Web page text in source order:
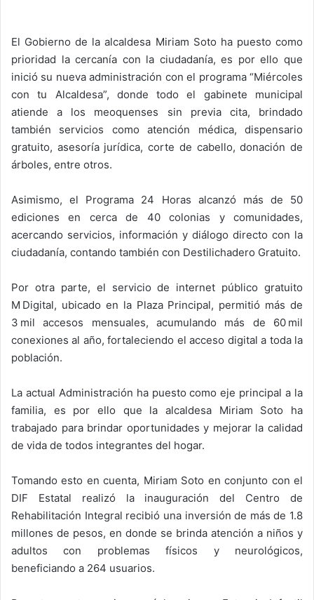
El Gobierno de la alcaldesa Miriam Soto ha puesto como
prioridad la cercanía con la ciudadanía, es por ello que
inició su nueva administración con el programa “Miércoles
con tu Alcaldesa”, donde todo el gabinete municipal
atiende a los meoquenses sin previa cita, brindado
también servicios como atención médica, dispensario
gratuito, asesoría jurídica, corte de cabello, donación de
árboles, entre otros.
Asimismo, el Programa 24 Horas alcanzó más de 50
ediciones en cerca de 40 colonias y comunidades,
acercando servicios, información y diálogo directo con la
ciudadanía, contando también con Destilichadero Gratuito.
Por otra parte, el servicio de internet público gratuito
M Digital, ubicado en la Plaza Principal, permitió más de
3 mil accesos mensuales, acumulando más de 60 mil
conexiones al año, fortaleciendo el acceso digital a toda la
población.
La actual Administración ha puesto como eje principal a la
familia, es por ello que la alcaldesa Miriam Soto ha
trabajado para brindar oportunidades y mejorar la calidad
de vida de todos integrantes del hogar.
Tomando esto en cuenta, Miriam Soto en conjunto con el
DIF Estatal realizó la inauguración del Centro de
Rehabilitación Integral recibió una inversión de más de 1.8
millones de pesos, en donde se brinda atención a niños y
adultos con problemas físicos y neurológicos,
beneficiando a 264 usuarios.